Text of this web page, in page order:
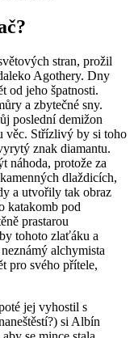
stran, prožil
Agothery. Dny
od jeho špatnosti.
a zbytečné sny.
poslední demižon
věc. Střízlivý by si toho
znak diamantu.
náhoda, protože za
dlaždicích,
a utvořily tak obraz
katakomb pod
prastarou
tohoto zlaťáku a
alchymista
pro svého přítele,
jej vyhostil s
si Albín